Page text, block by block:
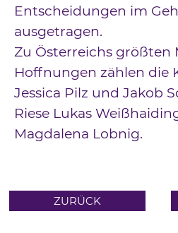
Entscheidungen im
ausgetragen.
Zu Österreichs größten
Hoffnungen zählen die
Jessica Pilz und Jakob
Riese Lukas
Magdalena Lobnig.
ZURÜCK